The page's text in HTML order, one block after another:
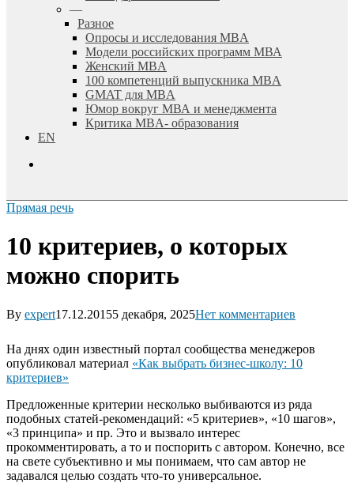
—
Разное
Опросы и исследования MBA
Модели российских программ МВА
Женский MBA
100 компетенций выпускника MBA
GMAT для MBA
Юмор вокруг МВА и менеджмента
Критика MBA- образования
EN
Прямая речь
10 критериев, о которых
можно спорить
By expert17.12.20155 декабря, 2025Нет комментариев
На днях один известный портал сообщества менеджеров
опубликовал материал «Как выбрать бизнес-школу: 10
критериев»
Предложенные критерии несколько выбиваются из ряда
подобных статей-рекомендаций: «5 критериев», «10 шагов»,
«3 принципа» и пр. Это и вызвало интерес
прокомментировать, а то и поспорить с автором. Конечно, все
на свете субъективно и мы понимаем, что сам автор не
задавался целью создать что-то универсальное.